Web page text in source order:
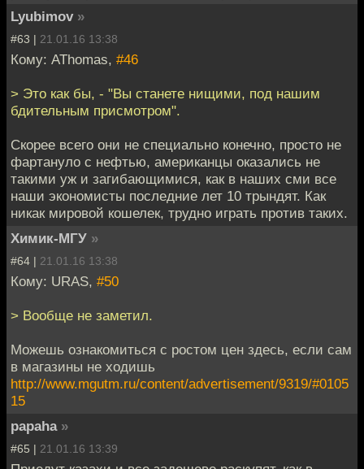
Lyubimov »
#63 | 21.01.16 13:38
Кому: AThomas, #46
> Это как бы, - "Вы станете нищими, под нашим
бдительным присмотром".
Скорее всего они не специально конечно, просто не
фартануло с нефтью, американцы оказались не
такими уж и загибающимися, как в наших сми все
наши экономисты последние лет 10 трындят. Как
никак мировой кошелек, трудно играть против таких.
Химик-МГУ »
#64 | 21.01.16 13:38
Кому: URAS, #50
> Вообще не заметил.
Можешь ознакомиться с ростом цен здесь, если сам
в магазины не ходишь
http://www.mgutm.ru/content/advertisement/9319/#0105
15
papaha »
#65 | 21.01.16 13:39